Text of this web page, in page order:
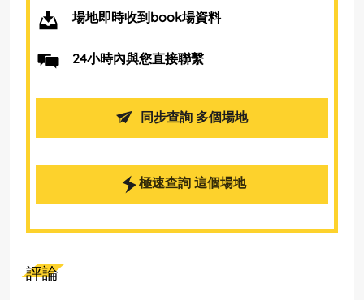
場地即時收到book場資料
24小時內與您直接聯繫
同步查詢 多個場地
極速查詢 這個場地
評論